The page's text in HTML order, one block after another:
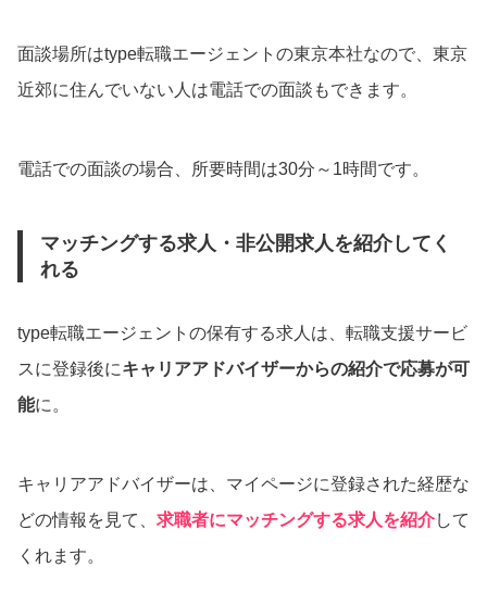
面談場所はtype転職エージェントの東京本社なので、東京
近郊に住んでいない人は電話での面談もできます。
電話での面談の場合、所要時間は30分～1時間です。
マッチングする求人・非公開求人を紹介してく
れる
type転職エージェントの保有する求人は、転職支援サービ
スに登録後にキャリアアドバイザーからの紹介で応募が可
能に。
キャリアアドバイザーは、マイページに登録された経歴な
どの情報を見て、 求職者にマッチングする求人を紹介して
くれます。